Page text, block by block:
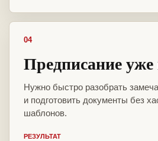
04
Предписание уже
Нужно быстро разобрать
и подготовить документы без
шаблонов.
РЕЗУЛЬТАТ